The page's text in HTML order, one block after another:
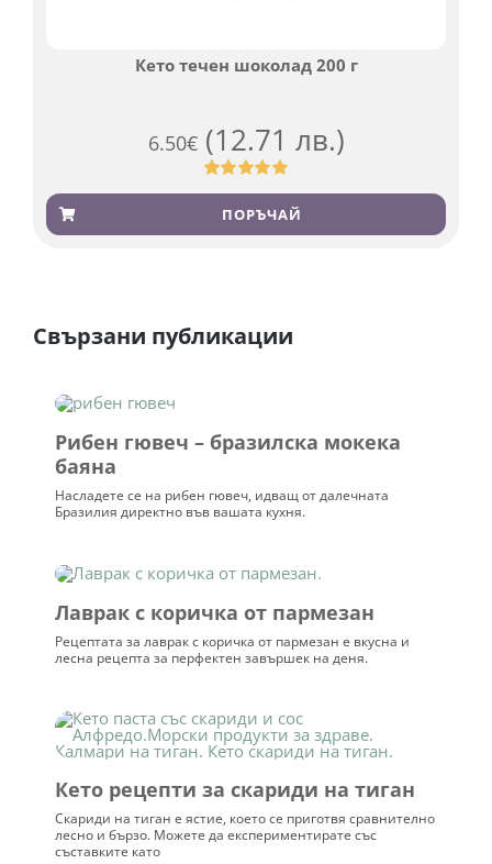
Кето течен шоколад 200 г
6.50€ (12.71 лв.)
Оценен
4.91 от 5,
базирано на
501
ПОРЪЧАЙ
Свързани публикации
Рибен гювеч – бразилска мокека
баяна
Насладете се на рибен гювеч, идващ от далечната
Бразилия директно във вашата кухня.
Лаврак с коричка от пармезан
Рецептата за лаврак с коричка от пармезан е вкусна и
лесна рецепта за перфектен завършек на деня.
Кето рецепти за скариди на тиган
Скариди на тиган е ястие, което се приготвя сравнително
лесно и бързо. Можете да експериментирате със
съставките като